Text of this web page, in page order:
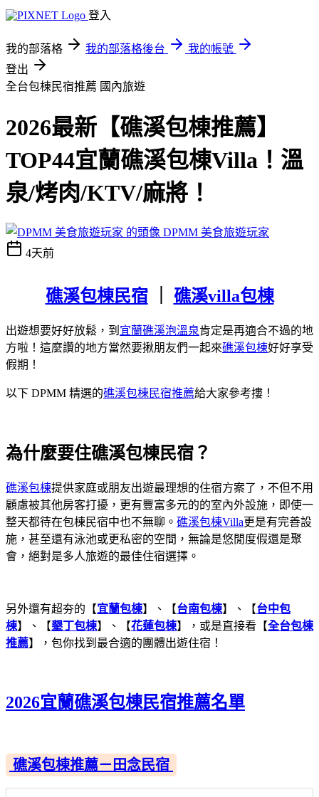
登入
我的部落格 我的部落格後台
我的帳號
登出
全台包棟民宿推薦 國內旅遊
2026最新【礁溪包棟推薦】
TOP44宜蘭礁溪包棟Villa！溫
泉/烤肉/KTV/麻將！
DPMM 美食旅遊玩家
4天前
礁溪包棟民宿｜ 礁溪villa包棟
出遊想要好好放鬆，到 宜蘭礁溪泡溫泉肯定是再適合不過的地
方啦！這麼讚的地方當然要揪朋友們一起來礁溪包棟好好享受
假期！
以下 DPMM 精選的礁溪包棟民宿推薦給大家參考摟！
為什麼要住礁溪包棟民宿？
礁溪包棟提供家庭或朋友出遊最理想的住宿方案了，不但不用
顧慮被其他房客打擾，更有豐富多元的的室內外設施，即使一
整天都待在包棟民宿中也不無聊。 礁溪包棟Villa更是有完善設
施，甚至還有泳池或更私密的空間，無論是悠閒度假還是聚
會，絕對是多人旅遊的最佳住宿選擇。
另外還有超夯的【宜蘭包棟】、【台南包棟】、【台中包
棟】、【墾丁包棟】、【花蓮包棟】，或是直接看【全台包棟
推薦】，包你找到最合適的團體出遊住宿！
2026宜蘭礁溪包棟民宿推薦名單
礁溪包棟推薦－田念民宿